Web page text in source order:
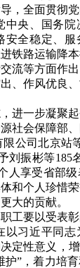
，全面贯彻
中央、国务院
安全稳定、服
铁路运输降
流等方面作
、作风优良
一步凝聚起
社会保障部、
公司北京站
刘振彬等185
人享受省部
和个人珍惜
大的贡献。
要以受表彰
以习近平同志
定性意义，
护”，着力培